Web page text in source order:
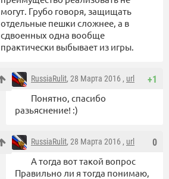
могут. Грубо говоря, защищать
отдельные пешки сложнее, а в
сдвоенных одна вообще
практически выбывает из игры.
+1
RussiaRulit, 28 Марта 2016 , url
Понятно, спасибо
разьяснение! :)
0
RussiaRulit, 28 Марта 2016 , url
А тогда вот такой вопрос
Правильно ли я тогда понимаю,